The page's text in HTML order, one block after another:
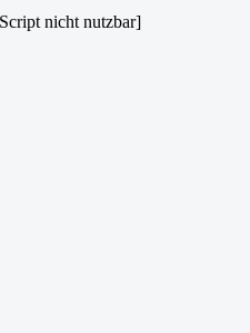
nicht nutzbar]